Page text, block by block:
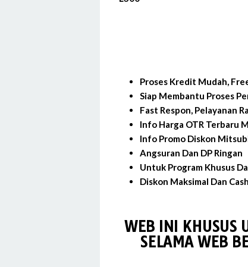
Proses Kredit Mudah,
Siap Membantu Proses
Fast Respon, Pelayanan
Info Harga OTR Terbaru
Info Promo Diskon
Angsuran Dan DP Ringan
Untuk Program Khusus
Diskon Maksimal Dan
WEB INI KHUSUS
SELAMA WEB